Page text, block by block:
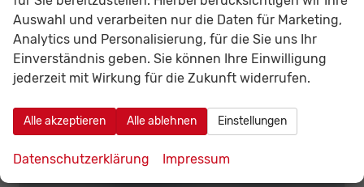
Leistung 116 kW (158 PS)
30.405,– €
incl. 19% MwSt.
Details
Verbrauch kombiniert:6,30 l/100km
2
CO 2-Emissionen:141,00 g/km
Auswahl und verarbeiten nur die Daten für Marketing,
Analytics und Personalisierung, für die Sie uns Ihr
Einverständnis geben. Sie können Ihre Einwilligung
jederzeit mit Wirkung für die Zukunft widerrufen.
Alle akzeptieren Alle ablehnen Einstellungen
Datenschutzerklärung Impressum